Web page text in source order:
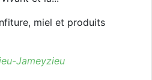
miel et produits
Jameyzieu